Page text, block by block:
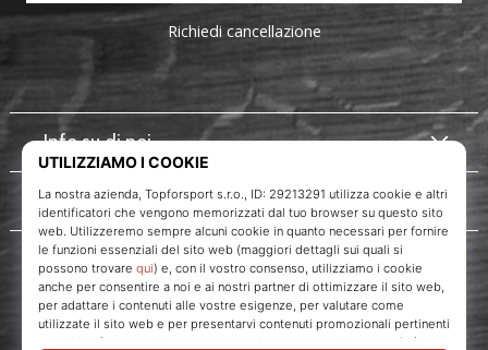
Info su di noi
Servizio clienti
Richiedi cancellazione